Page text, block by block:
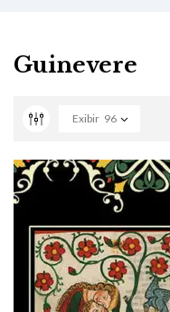
Guinevere
Exibir 96